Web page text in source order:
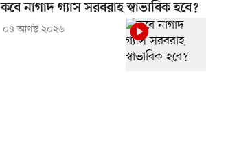
কবে নাগাদ গ্যাস সরবরাহ স্বাভাবিক হবে?
০৪ আগস্ট ২০২৬